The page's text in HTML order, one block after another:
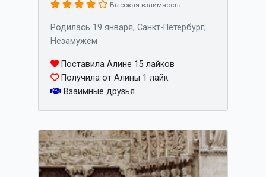
Высокая взаимность
Родилась 19 января, Санкт-Петербург,
Незамужем
Поставила Алине 15 лайков
Получила от Алины 1 лайк
Взаимные друзья